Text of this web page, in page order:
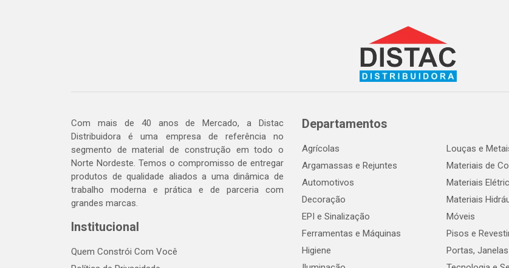
Com mais de 40 anos de Mercado, a Distac
Distribuidora é uma empresa de referência no
segmento de material de construção em todo o
Norte Nordeste. Temos o compromisso de entregar
produtos de qualidade aliados a uma dinâmica de
trabalho moderna e prática e de parceria com
grandes marcas.
Institucional
Quem Constrói Com Você
Departamentos
Agrícolas
Argamassas e Rejuntes
Automotivos
Decoração
EPI e Sinalização
Ferramentas e Máquinas
Higiene
Louças e
Materiais de
Materiais
Materiais
Móveis
Pisos e
Portas,